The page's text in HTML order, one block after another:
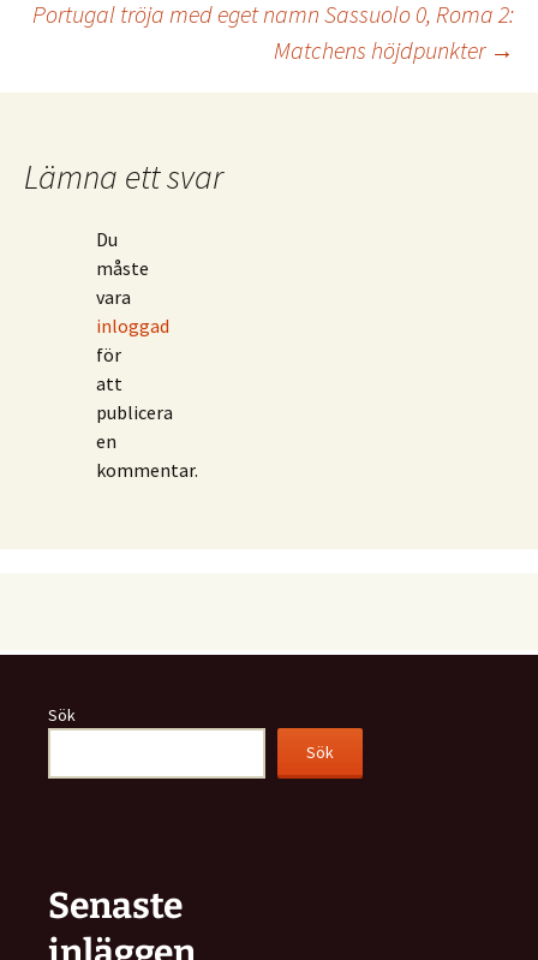
Portugal tröja med eget namn Sassuolo 0, Roma 2:
Matchens höjdpunkter →
Lämna ett svar
Du
måste
vara
inloggad
för
att
publicera
en
kommentar.
Sök
Sök
Senaste